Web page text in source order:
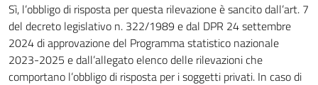
Sì, l’obbligo di risposta per questa rilevazione è sancito dall’art. 7
del decreto legislativo n. 322/1989 e dal DPR 24 settembre
2024 di approvazione del Programma statistico nazionale
2023-2025 e dall’allegato elenco delle rilevazioni che
comportano l’obbligo di risposta per i soggetti privati. In caso di